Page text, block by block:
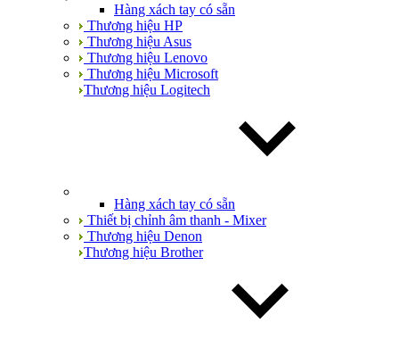
Hàng xách tay có sẵn
Thương hiệu HP
Thương hiệu Asus
Thương hiệu Lenovo
Thương hiệu Microsoft
Thương hiệu Logitech
Hàng xách tay có sẵn
Thiết bị chỉnh âm thanh - Mixer
Thương hiệu Denon
Thương hiệu Brother